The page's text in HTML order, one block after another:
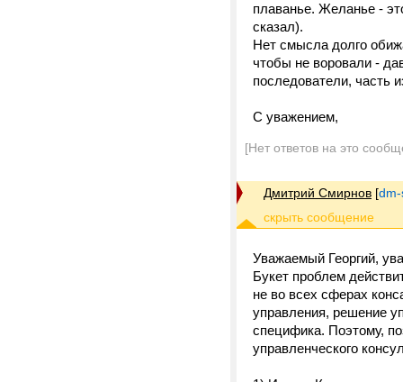
плаванье. Желанье -
сказал).
Нет смысла долго
чтобы не воровали -
последователи, часть
С уважением,
[Нет ответов на это
Дмитрий Смирнов [
Уважаемый Георгий,
Букет проблем
не во всех сферах
управления, решение
специфика. Поэтому,
управленческого